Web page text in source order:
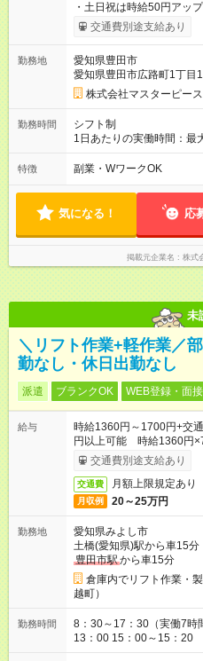
・土日祝は時給50円アップ ・寸志あり（年1回） ・スタッフ紹
介手当あり ※試用期間2ヶ月(給与・待遇に変動なし) 【試用期
間】試用期間あり 試用期
交通費別途支給あり
勤務地
愛知県豊田市
愛知県豊田市広路町1丁
株式会社マスターピース
勤務時間
シフト制
1日あたりの実働時間：
45分） ★週3～4日 ★残業レッスン一切なし →営業中にレッス
ンを行い、そこで技術を
ださい。 ★休みの日の講習参加、モデルハントなし 上記の勤務
条件以外でご希望があった
特徴 副業・WワークOK
気になる！ 応
掲載元企業名 株式
未
＼リフト作業+軽作業／
勤なし・休日出勤なし
派遣 ブランクOK WEB登録・面
給与
時給1360円～1700円+交
円以上可能 時給1360円
月10時間で計算
交通費別途支給あり
交通費 月額上限規定あり
月収例 20～25万円
勤務地
愛知県みよし市
土橋(愛知県)駅から車15分
豊田市駅から車15分
倉庫内でリフト作業・
越町）
勤務時間
8：30～17：30（実働7時間40分） 【休憩】
13：00 15：00～15：20